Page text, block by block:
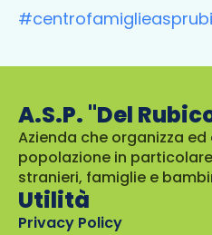
A.S.P. "Del
Azienda che organizza
popolazione in
stranieri, famiglie e
Utilità
Privacy Policy